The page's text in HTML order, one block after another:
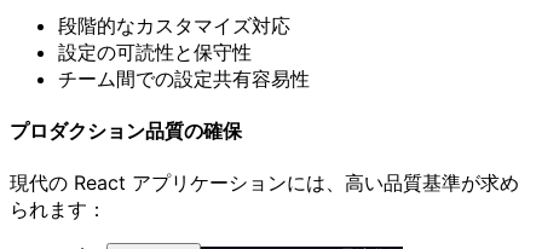
段階的なカスタマイズ対応
設定の可読性と保守性
チーム間での設定共有容易性
プロダクション品質の確保
現代の React アプリケーションには、高い品質基準が求め
られます：